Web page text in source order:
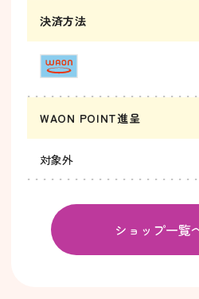
決済方法
WAON POINT進呈
対象外
ショップ一覧